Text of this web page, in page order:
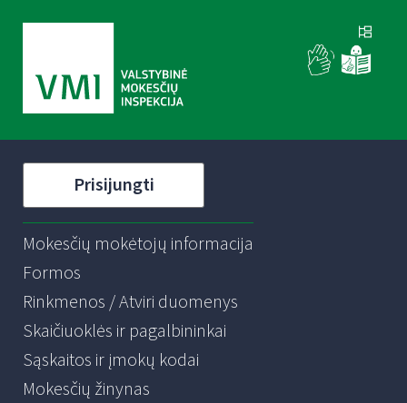
Prisijungti
Mokesčių mokėtojų informacija
Formos
Rinkmenos / Atviri duomenys
Skaičiuoklės ir pagalbininkai
Sąskaitos ir įmokų kodai
Mokesčių žinynas